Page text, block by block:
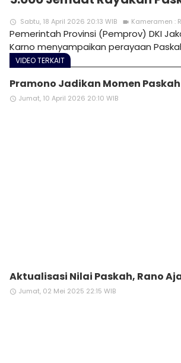
access_time Sabtu, 18 April 2026 20:13 WIB videocam Kameramen :
Pemerintah Provinsi (Pemprov) DKI
Karno menyampaikan perayaan
VIDEO TERKAIT
Pramono Jadikan Momen
access_time Jumat, 10 April 2026 20:10 WIB
Aktualisasi Nilai Paskah, Rano
access_time Jumat, 02 Mei 2025 22:15 WIB